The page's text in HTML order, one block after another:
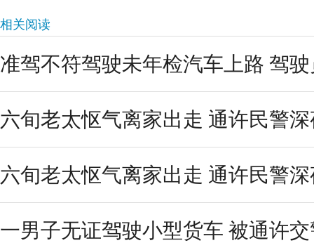
相关阅读
准驾不符驾驶未年检汽车上路 驾
六旬老太怄气离家出走 通许民警
六旬老太怄气离家出走 通许民警
一男子无证驾驶小型货车 被通许